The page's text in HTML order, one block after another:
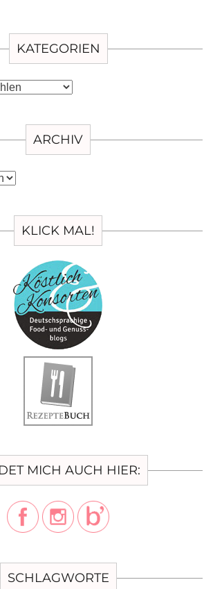
KATEGORIEN
ARCHIV
KLICK MAL!
MICH AUCH HIER:
SCHLAGWORTE